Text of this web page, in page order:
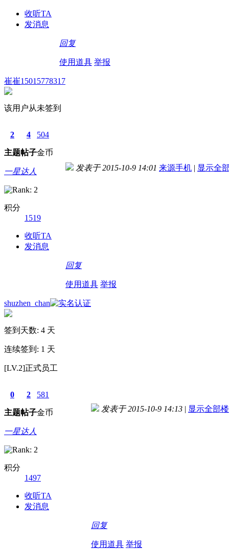
收听TA
发消息
回复
使用道具 举报
崔崔15015778317
该用户从未签到
2
主题
4
帖子
504
金币
一星达人
积分
1519
收听TA
发消息
发表于 2015-10-9 14:01 来源手机 | 显示全
回复
使用道具 举报
shuzhen_chan
签到天数: 4 天
连续签到: 1 天
[LV.2]正式员工
0
主题
2
帖子
581
金币
一星达人
积分
1497
收听TA
发消息
发表于 2015-10-9 14:13 | 显示全部
回复
使用道具 举报